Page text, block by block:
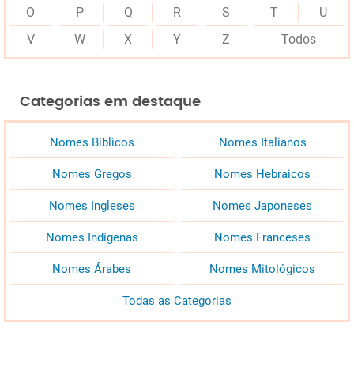
O
P Q R S T
U
V
W X Y Z Todos
Categorias em destaque
Nomes Bíblicos Nomes Italianos
Nomes Gregos Nomes Hebraicos
Nomes Ingleses Nomes Japoneses
Nomes Indígenas Nomes Franceses
Nomes Árabes Nomes Mitológicos
Todas as Categorias